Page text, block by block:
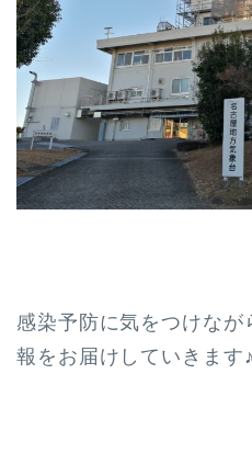
感染予防に気をつけな
報をお届けしていきます♪